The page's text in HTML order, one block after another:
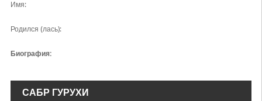
Имя:
Родился (лась):
Биография:
САБР ГУРУХИ